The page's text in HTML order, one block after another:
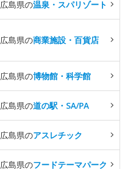
広島県の温泉・スパリゾート
広島県の商業施設・百貨店
広島県の博物館・科学館
広島県の道の駅・SA/PA
広島県のアスレチック
広島県のフードテーマパーク